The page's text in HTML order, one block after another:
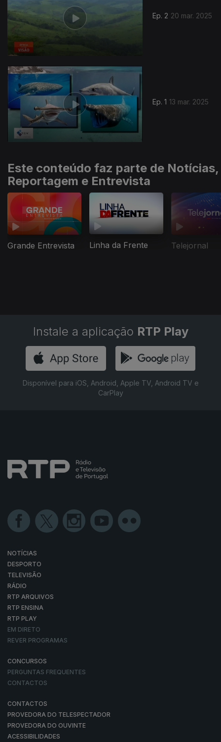
Ep. 2 20 mar. 2025
Ep. 1 13 mar. 2025
Este conteúdo faz parte de Notícias,
Reportagem e Entrevista
Grande Entrevista Linha da Frente Telejornal
Instale a aplicação RTP Play
Disponível para iOS, Android, Apple TV, Android TV e
CarPlay
NOTÍCIAS
DESPORTO
TELEVISÃO
RÁDIO
RTP ARQUIVOS
RTP ENSINA
RTP PLAY
EM DIRETO
REVER PROGRAMAS
CONCURSOS
PERGUNTAS FREQUENTES
CONTACTOS
CONTACTOS
PROVEDORA DO TELESPECTADOR
PROVEDORA DO OUVINTE
ACESSIBILIDADES